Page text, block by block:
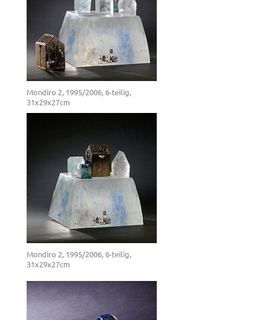
Mondiro 2, 1995/2006, 6-teilig,
31x29x27cm
Mondiro 2, 1995/2006, 6-teilig,
31x29x27cm